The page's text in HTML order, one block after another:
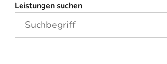
Leistungen suchen